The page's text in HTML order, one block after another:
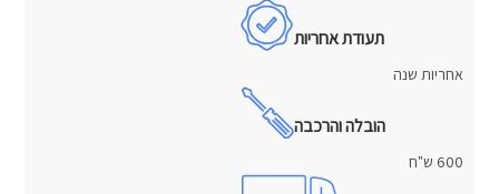
תעודת אחריות
אחריות שנה
הובלה והרכבה
600 ש"ח